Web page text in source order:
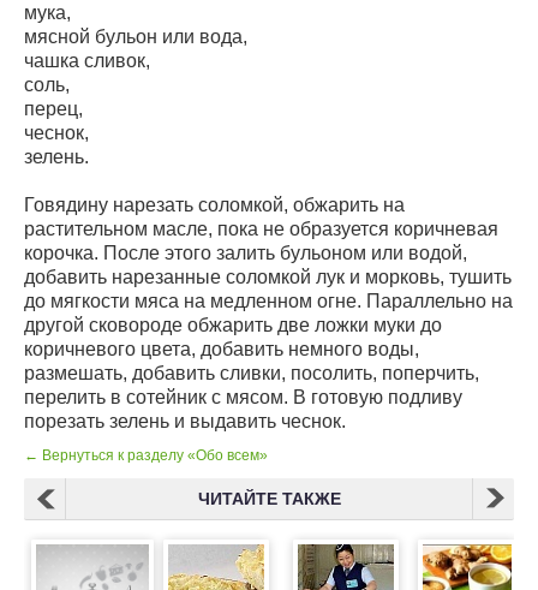
мука,
мясной бульон или вода,
чашка сливок,
соль,
перец,
чеснок,
зелень.
Говядину нарезать соломкой, обжарить на
растительном масле, пока не образуется коричневая
корочка. После этого залить бульоном или водой,
добавить нарезанные соломкой лук и морковь, тушить
до мягкости мяса на медленном огне. Параллельно на
другой сковороде обжарить две ложки муки до
коричневого цвета, добавить немного воды,
размешать, добавить сливки, посолить, поперчить,
перелить в сотейник с мясом. В готовую подливу
порезать зелень и выдавить чеснок.
← Вернуться к разделу «Обо всем»
ЧИТАЙТЕ ТАКЖЕ